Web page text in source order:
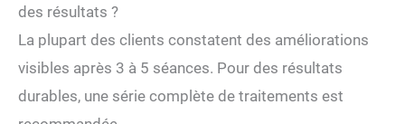
des résultats ?
La plupart des clients constatent des améliorations
visibles après 3 à 5 séances. Pour des résultats
durables, une série complète de traitements est